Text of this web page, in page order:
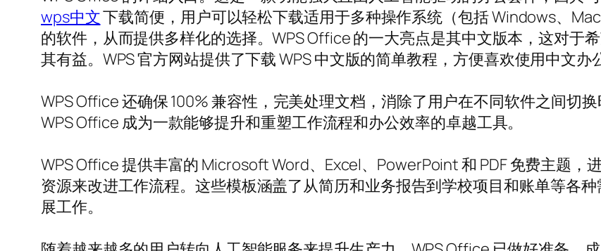
wps中文下载简便，用户可以轻松下载适用于多种操作系统（包括 Windows、
的软件，从而提供多样化的选择。WPS Office 的一大亮点是其中文版本，这对于
其有益。WPS 官方网站提供了下载 WPS 中文版的简单教程，方便喜欢使用中文办
WPS Office 还确保 100% 兼容性，完美处理文档，消除了用户在不同软件之间切
WPS Office 成为一款能够提升和重塑工作流程和办公效率的卓越工具。
WPS Office 提供丰富的 Microsoft Word、Excel、PowerPoint 和 PDF 免费主题，
资源来改进工作流程。这些模板涵盖了从简历和业务报告到学校项目和账单等各
展工作。